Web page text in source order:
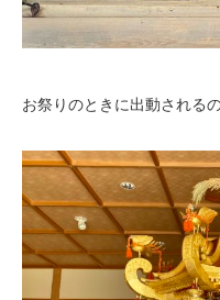
お祭りのときに出動される